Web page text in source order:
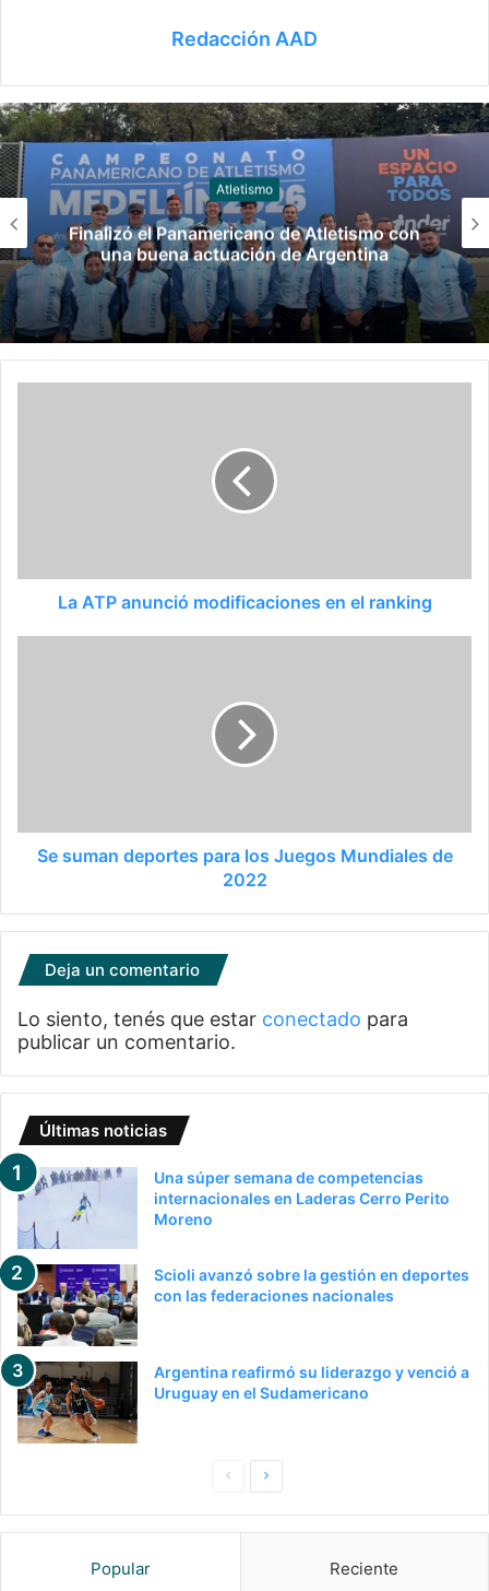
Redacción AAD
Atletismo
Finalizó el Panamericano de Atletismo con
una buena actuación de Argentina
La ATP anunció modificaciones en el ranking
Se suman deportes para los Juegos Mundiales de
2022
Deja un comentario
Lo siento, tenés que estar conectado para
publicar un comentario.
Últimas noticias
Una súper semana de competencias
internacionales en Laderas Cerro Perito
Moreno
Scioli avanzó sobre la gestión en deportes
con las federaciones nacionales
Argentina reafirmó su liderazgo y venció a
Uruguay en el Sudamericano
PaginaSiguiente
Popular Reciente